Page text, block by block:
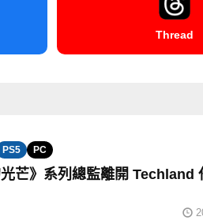
Thread
PS5 PC
芒》系列總監離開 Techland